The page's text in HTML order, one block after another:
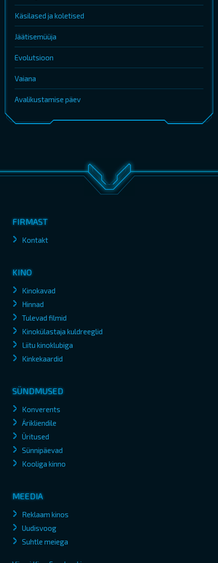
Käsilased ja koletised
Jäätisemüüja
Evolutsioon
Vaiana
Avalikustamise päev
FIRMAST
Kontakt
KINO
Kinokavad
Hinnad
Tulevad filmid
Kinokülastaja kuldreeglid
Liitu kinoklubiga
Kinkekaardid
SÜNDMUSED
Konverents
Ärikliendile
Üritused
Sünnipäevad
Kooliga kinno
MEEDIA
Reklaam kinos
Uudisvoog
Suhtle meiega